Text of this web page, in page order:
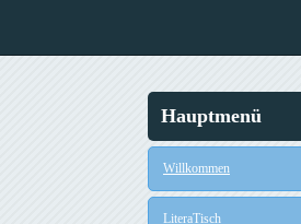
Hauptmenü
Willkommen
LiteraTisch